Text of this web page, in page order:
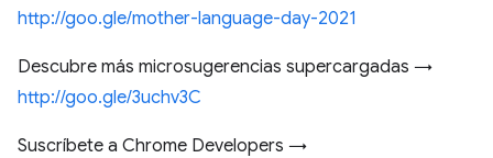
http://goo.gle/mother-language-day-2021
Descubre más microsugerencias supercargadas →
http://goo.gle/3uchv3C
Suscríbete a Chrome Developers →